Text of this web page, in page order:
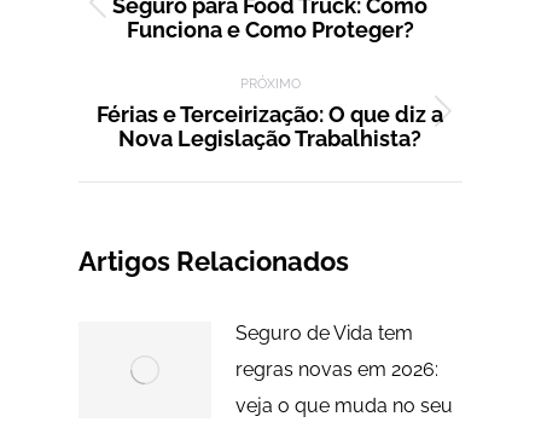
Post
Funciona e Como Proteger?
PRÓXIMO
Próximo
Férias e Terceirização: O que diz a
Nova Legislação Trabalhista?
Artigos Relacionados
Seguro de Vida tem
regras novas em 2026:
veja o que muda no seu